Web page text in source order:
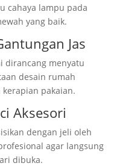
cahaya lampu pada
yang baik.
Jas
dirancang menyatu
desain rumah
pakaian.
Aksesori
dengan jeli oleh
agar langsung
dibuka.